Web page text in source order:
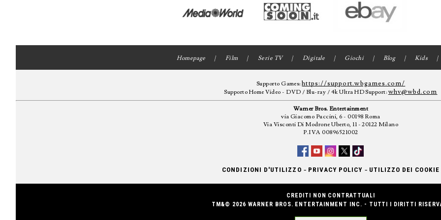
Homepage Film Serie TV Digitale Giochi Blog Kids
Supporto Games:https://support.wbgames.com/
Supporto Home Video - DVD / Blu-ray / 4k Ultra HD Support:whv@wbd.com
Warner Bros. Entertainment
via Giacomo Puccini, 6 - 00198 Roma
Via Visconti Di Modrone Uberto, 11 - 20122 Milano
P.IVA 00896521002
CONDIZIONI D'UTILIZZO - PRIVACY POLICY - UTILIZZO DEI COOKIE
CREDITI NON CONTRATTUALI
TM&© 2026 WARNER BROS. ENTERTAINMENT INC. - TUTTI I DIRITTI